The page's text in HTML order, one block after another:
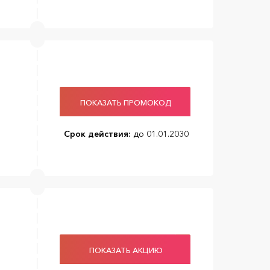
ПОКАЗАТЬ ПРОМОКОД
Срок действия: до 01.01.2030
ПОКАЗАТЬ АКЦИЮ